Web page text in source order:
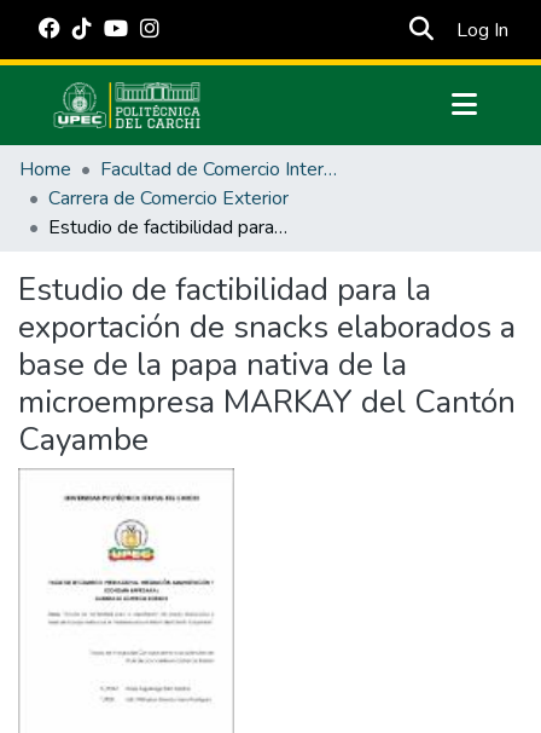
Log In
Communities & Collections
All of DSpace
Statistics
Estadísticas Externas
Manuales
Home
Facultad de Comercio Internacional, Integración, Administración y Economía Empresarial
Carrera de Comercio Exterior
Estudio de factibilidad para la exportación de snacks elaborados a base de la papa nativa de la microempresa MARKAY del Cantón Cayambe
Estudio de factibilidad para la
exportación de snacks elaborados a
base de la papa nativa de la
microempresa MARKAY del Cantón
Cayambe